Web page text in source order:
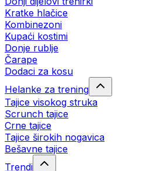
Kratke hlačice
Kombinezoni
Kupaći kostimi
Donje rublje
Čarape
Dodaci za kosu
Helanke za trening
Tajice visokog struka
Scrunch tajice
Crne tajice
Tajice širokih nogavica
Bešavne tajice
Trendi